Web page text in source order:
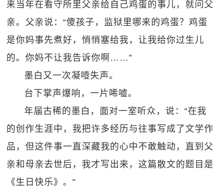
来当年在看守所里父亲给自己鸡蛋的事儿，就问父
亲。父亲说：“傻孩子，监狱里哪来的鸡蛋？鸡蛋
是你妈事先煮好，悄悄塞给我，让我给你过生儿
的。你妈不让我告诉你啊……”
墨白又一次凝噎失声。
台下掌声爆响，一片唏嘘。
年届古稀的墨白，面对一室听众，说：“在我
的创作生涯中，我把许多经历与往事写成了文学作
品，但这件事一直深藏我的心中不敢触动，直到父
亲和母亲去世后，我才写出来，这篇散文的题目是
《生日快乐》。”